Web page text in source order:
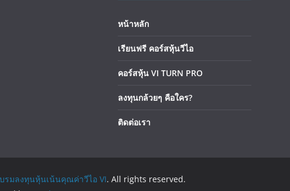
หน้าหลัก
เรียนฟรี คอร์สหุ้นวีไอ
คอร์สหุ้น VI TURN PRO
ลงทุนกล้วยๆ คือใคร?
ติดต่อเรา
รมลงทุนหุ้นเน้นคุณค่าวีไอ VI. All rights reserved.